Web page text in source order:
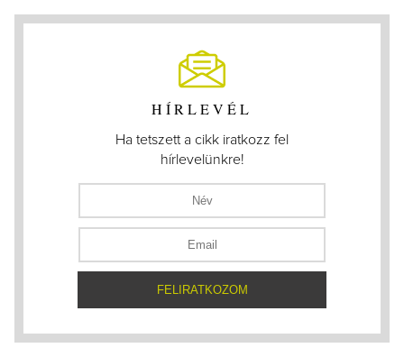
HÍRLEVÉL
Ha tetszett a cikk iratkozz fel
hírlevelünkre!